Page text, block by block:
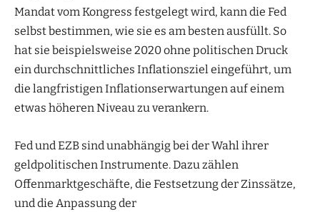
Mandat vom Kongress festgelegt wird, kann die Fed
selbst bestimmen, wie sie es am besten ausfüllt. So
hat sie beispielsweise 2020 ohne politischen Druck
ein durchschnittliches Inflationsziel eingeführt, um
die langfristigen Inflationserwartungen auf einem
etwas höheren Niveau zu verankern.
Fed und EZB sind unabhängig bei der Wahl ihrer
geldpolitischen Instrumente. Dazu zählen
Offenmarktgeschäfte, die Festsetzung der Zinssätze,
und die Anpassung der